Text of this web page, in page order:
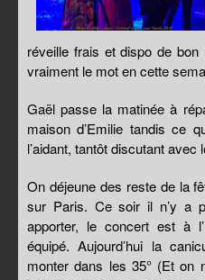
réveille frais et dispo de bon
vraiment le mot en cette
Gaël passe la matinée à
maison d’Emilie tandis ce
l’aidant, tantôt discutant
On déjeune des reste de la
sur Paris. Ce soir il n’y a
apporter, le concert est à
équipé. Aujourd’hui la
monter dans les 35° (Et on